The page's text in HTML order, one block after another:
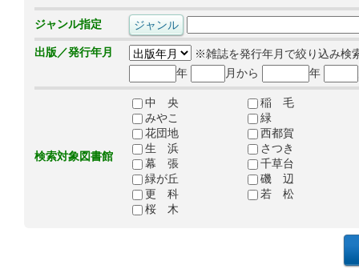
ジャンル指定
出版／発行年月
※雑誌を発行年月で絞り込み検
年
月から 年
検索対象図書館
中 央
稲 毛
みやこ
緑
花団地
西都賀
生 浜
さつき
幕 張
千草台
緑が丘
磯 辺
更 科
若 松
桜 木